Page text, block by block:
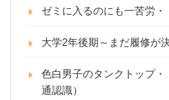
ゼミに入るのにも一苦労・
大学2年後期～まだ履修が
色白男子のタンクトップ
通認識）